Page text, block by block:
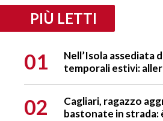
PIÙ LETTI
01
Nell’Isola assediata
temporali estivi:
02
Cagliari, ragazzo
bastonate in strada: